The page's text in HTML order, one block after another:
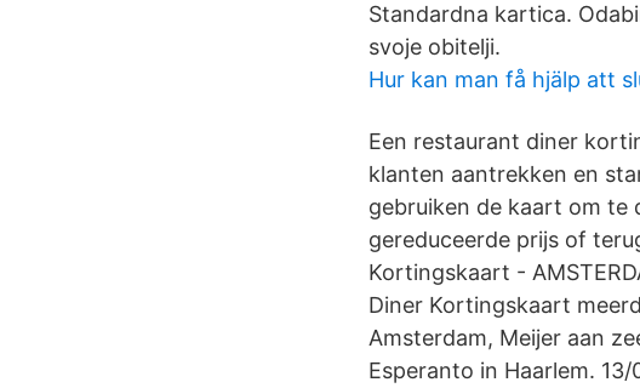
Standardna kartica.
svoje obitelji.
Hur kan man få hjälp att
Een restaurant diner
klanten aantrekken en
gebruiken de kaart om te
gereduceerde prijs of
Kortingskaart -
Diner Kortingskaart
Amsterdam, Meijer aan
Esperanto in Haarlem.